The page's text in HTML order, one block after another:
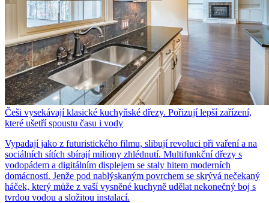
Češi vysekávají klasické kuchyňské dřezy. Pořizují lepší zařízení,
které ušetří spoustu času i vody
Vypadají jako z futuristického filmu, slibují revoluci při vaření a na
sociálních sítích sbírají miliony zhlédnutí. Multifunkční dřezy s
vodopádem a digitálním displejem se staly hitem moderních
domácností. Jenže pod nablýskaným povrchem se skrývá nečekaný
háček, který může z vaší vysněné kuchyně udělat nekonečný boj s
tvrdou vodou a složitou instalací.